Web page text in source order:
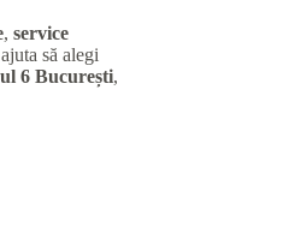
, service
să alegi
6 București,